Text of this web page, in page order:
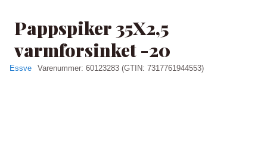
Pappspiker 35X2,5
varmforsinket -20
Essve Varenummer: 60123283 (GTIN: 7317761944553)